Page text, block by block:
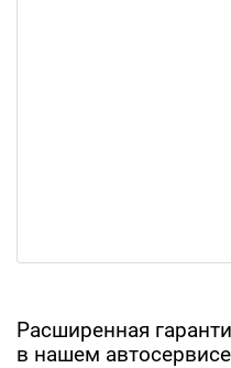
Расширенная
в нашем